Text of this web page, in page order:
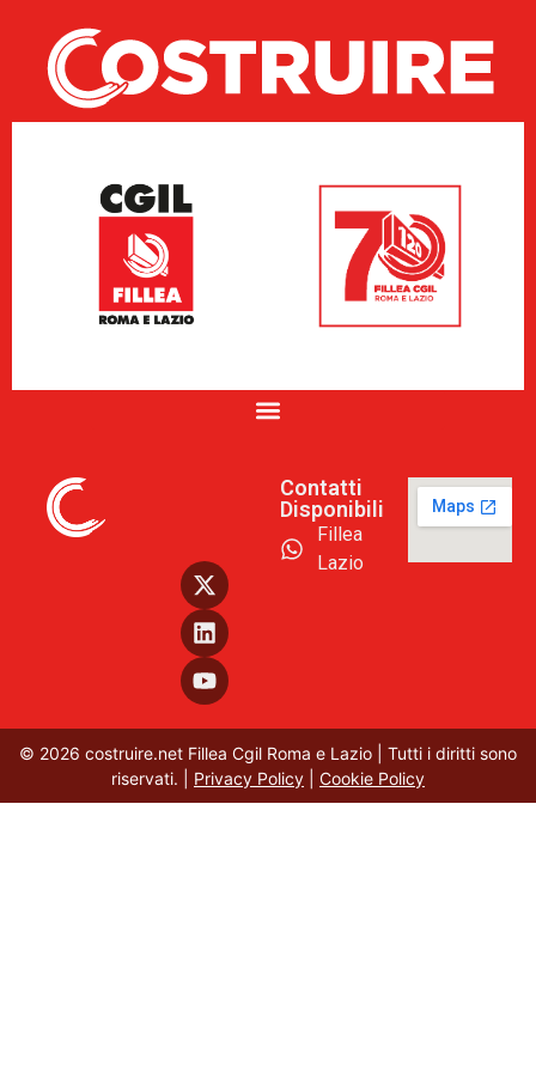
Contatti
Disponibili
Fillea
Lazio
© 2026 costruire.net Fillea Cgil Roma e Lazio | Tutti i diritti sono
riservati. | Privacy Policy Cookie Policy